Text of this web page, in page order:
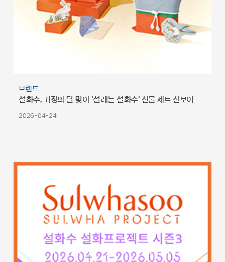
브랜드
설화수, 가정의 달 맞아 '설레는 설화수' 선물 세트 선보여
2026-04-24